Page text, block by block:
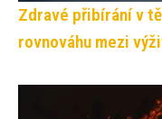
Zdravé přibírání v
rovnováhu mezi